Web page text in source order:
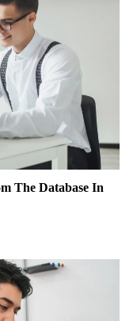
The Database In